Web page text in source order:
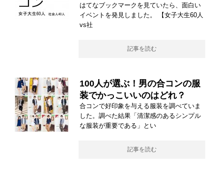
はてなブックマークを見ていたら、面白い
イベントを発見しました。 【女子大生60人
vs社
記事を読む
100人が選ぶ！男の合コンの服
装でかっこいいのはどれ？
合コンで好印象を与える服装を調べていま
した。調べた結果「清潔感のあるシンプル
な服装が重要である」とい
記事を読む